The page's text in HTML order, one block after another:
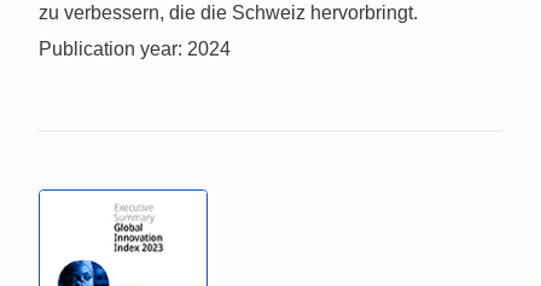
zu verbessern, die die Schweiz hervorbringt.
Publication year: 2024